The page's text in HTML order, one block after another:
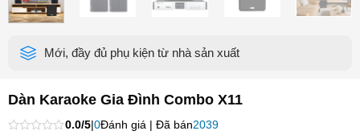
Mới, đầy đủ phụ kiện từ nhà sản xuất
Dàn Karaoke Gia Đình Combo X11
0.0/5|0Đánh giá | Đã bán2039